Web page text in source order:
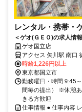
レンタル・携帯・
＜ゲオ(ＧＥＯ)の求人情
ませんか？面接時履歴書
ゲオ国立店
アクセス 矢川駅 南口
時給1,226円以上
東京都国立市
勤務曜日・時間 9:45
間毎の提出） ※休憩
きる方歓迎
仕事情報 ● 仕事内容